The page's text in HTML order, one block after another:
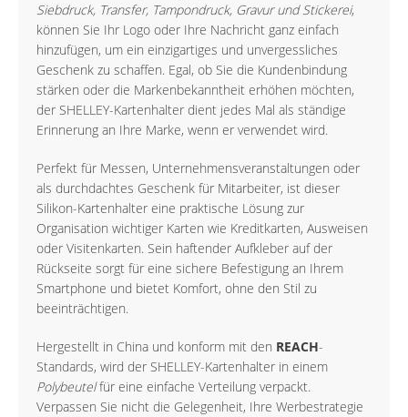
Siebdruck, Transfer, Tampondruck, Gravur und Stickerei,
können Sie Ihr Logo oder Ihre Nachricht ganz einfach
hinzufügen, um ein einzigartiges und unvergessliches
Geschenk zu schaffen. Egal, ob Sie die Kundenbindung
stärken oder die Markenbekanntheit erhöhen möchten,
der SHELLEY-Kartenhalter dient jedes Mal als ständige
Erinnerung an Ihre Marke, wenn er verwendet wird.
Perfekt für Messen, Unternehmensveranstaltungen oder
als durchdachtes Geschenk für Mitarbeiter, ist dieser
Silikon-Kartenhalter eine praktische Lösung zur
Organisation wichtiger Karten wie Kreditkarten, Ausweisen
oder Visitenkarten. Sein haftender Aufkleber auf der
Rückseite sorgt für eine sichere Befestigung an Ihrem
Smartphone und bietet Komfort, ohne den Stil zu
beeinträchtigen.
Hergestellt in China und konform mit den REACH-
Standards, wird der SHELLEY-Kartenhalter in einem
Polybeutelfür eine einfache Verteilung verpackt.
Verpassen Sie nicht die Gelegenheit, Ihre Werbestrategie